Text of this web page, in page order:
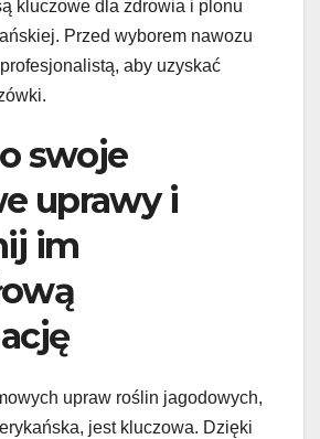
kluczowe dla zdrowia i plonu
Przed wyborem nawozu
aby uzyskać
swoje
uprawy i
im
upraw roślin jagodowych,
jest kluczowa. Dzięki